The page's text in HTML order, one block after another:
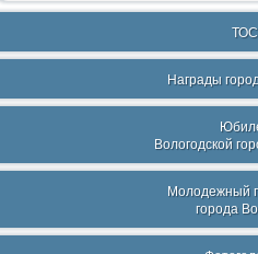
ТОС
Награды
Вологодской
Молодежный
города